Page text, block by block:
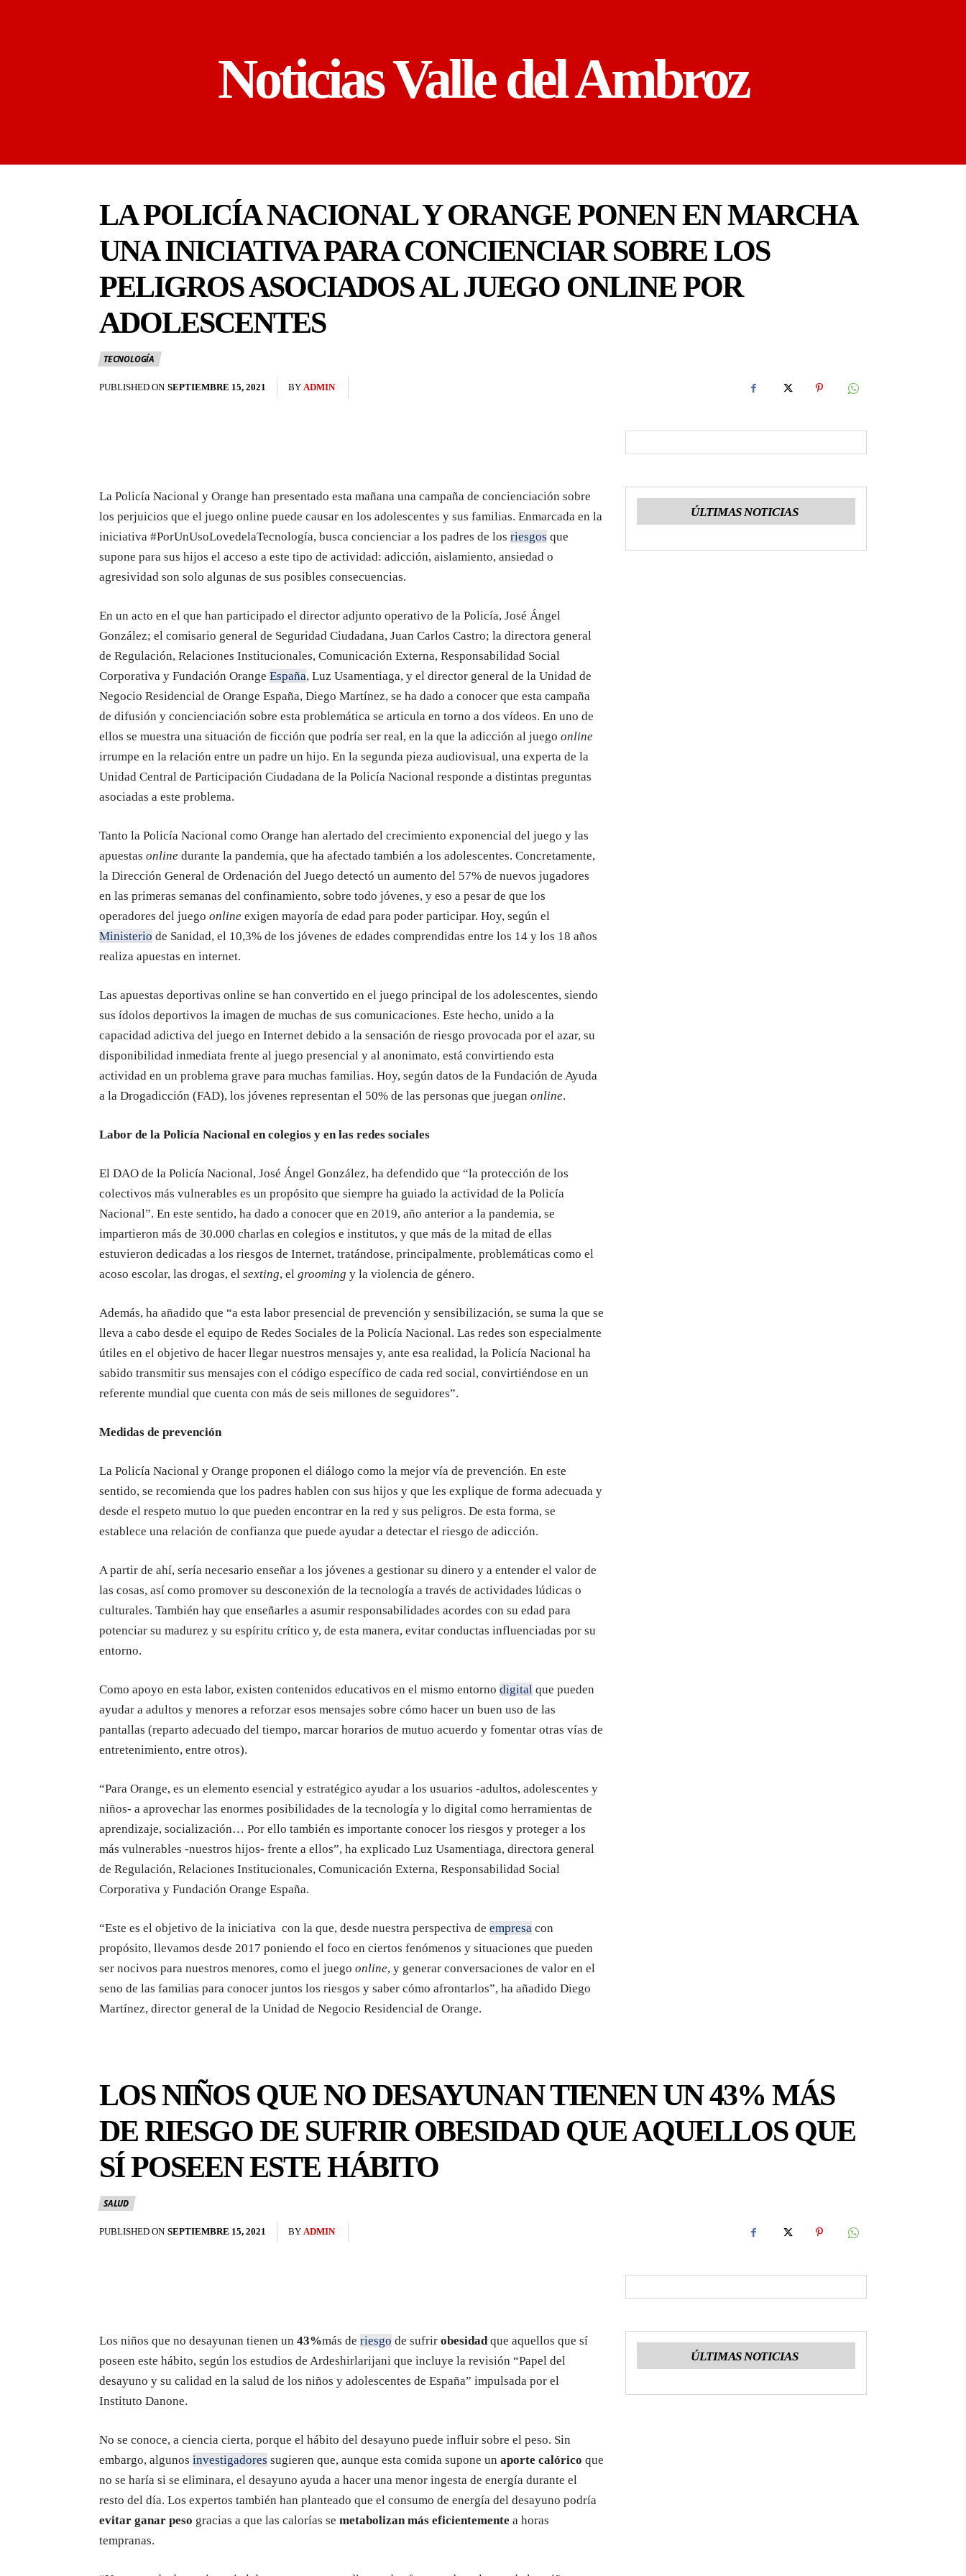
Noticias Valle del Ambroz
LA POLICÍA NACIONAL Y ORANGE PONEN EN MARCHA
UNA INICIATIVA PARA CONCIENCIAR SOBRE LOS
PELIGROS ASOCIADOS AL JUEGO ONLINE POR
ADOLESCENTES
TECNOLOGÍA
PUBLISHED ON SEPTIEMBRE 15, 2021 BY ADMIN
La Policía Nacional y Orange han presentado esta mañana una campaña de concienciación sobre
los perjuicios que el juego online puede causar en los adolescentes y sus familias. Enmarcada en la
iniciativa #PorUnUsoLovedelaTecnología, busca concienciar a los padres de los riesgos que
supone para sus hijos el acceso a este tipo de actividad: adicción, aislamiento, ansiedad o
agresividad son solo algunas de sus posibles consecuencias.
En un acto en el que han participado el director adjunto operativo de la Policía, José Ángel
González; el comisario general de Seguridad Ciudadana, Juan Carlos Castro; la directora general
de Regulación, Relaciones Institucionales, Comunicación Externa, Responsabilidad Social
Corporativa y Fundación Orange España, Luz Usamentiaga, y el director general de la Unidad de
Negocio Residencial de Orange España, Diego Martínez, se ha dado a conocer que esta campaña
de difusión y concienciación sobre esta problemática se articula en torno a dos vídeos. En uno de
ellos se muestra una situación de ficción que podría ser real, en la que la adicción al juego online
irrumpe en la relación entre un padre un hijo. En la segunda pieza audiovisual, una experta de la
Unidad Central de Participación Ciudadana de la Policía Nacional responde a distintas preguntas
asociadas a este problema.
Tanto la Policía Nacional como Orange han alertado del crecimiento exponencial del juego y las
apuestas online durante la pandemia, que ha afectado también a los adolescentes. Concretamente,
la Dirección General de Ordenación del Juego detectó un aumento del 57% de nuevos jugadores
en las primeras semanas del confinamiento, sobre todo jóvenes, y eso a pesar de que los
operadores del juego online exigen mayoría de edad para poder participar. Hoy, según el
Ministerio de Sanidad, el 10,3% de los jóvenes de edades comprendidas entre los 14 y los 18 años
realiza apuestas en internet.
Las apuestas deportivas online se han convertido en el juego principal de los adolescentes, siendo
sus ídolos deportivos la imagen de muchas de sus comunicaciones. Este hecho, unido a la
capacidad adictiva del juego en Internet debido a la sensación de riesgo provocada por el azar, su
disponibilidad inmediata frente al juego presencial y al anonimato, está convirtiendo esta
actividad en un problema grave para muchas familias. Hoy, según datos de la Fundación de Ayuda
a la Drogadicción (FAD), los jóvenes representan el 50% de las personas que juegan online.
Labor de la Policía Nacional en colegios y en las redes sociales
El DAO de la Policía Nacional, José Ángel González, ha defendido que “la protección de los
colectivos más vulnerables es un propósito que siempre ha guiado la actividad de la Policía
Nacional”. En este sentido, ha dado a conocer que en 2019, año anterior a la pandemia, se
impartieron más de 30.000 charlas en colegios e institutos, y que más de la mitad de ellas
estuvieron dedicadas a los riesgos de Internet, tratándose, principalmente, problemáticas como el
acoso escolar, las drogas, el sexting, el grooming y la violencia de género.
Además, ha añadido que “a esta labor presencial de prevención y sensibilización, se suma la que se
lleva a cabo desde el equipo de Redes Sociales de la Policía Nacional. Las redes son especialmente
útiles en el objetivo de hacer llegar nuestros mensajes y, ante esa realidad, la Policía Nacional ha
sabido transmitir sus mensajes con el código específico de cada red social, convirtiéndose en un
referente mundial que cuenta con más de seis millones de seguidores”.
Medidas de prevención
La Policía Nacional y Orange proponen el diálogo como la mejor vía de prevención. En este
sentido, se recomienda que los padres hablen con sus hijos y que les explique de forma adecuada y
desde el respeto mutuo lo que pueden encontrar en la red y sus peligros. De esta forma, se
establece una relación de confianza que puede ayudar a detectar el riesgo de adicción.
A partir de ahí, sería necesario enseñar a los jóvenes a gestionar su dinero y a entender el valor de
las cosas, así como promover su desconexión de la tecnología a través de actividades lúdicas o
culturales. También hay que enseñarles a asumir responsabilidades acordes con su edad para
potenciar su madurez y su espíritu crítico y, de esta manera, evitar conductas influenciadas por su
entorno.
Como apoyo en esta labor, existen contenidos educativos en el mismo entorno digital que pueden
ayudar a adultos y menores a reforzar esos mensajes sobre cómo hacer un buen uso de las
pantallas (reparto adecuado del tiempo, marcar horarios de mutuo acuerdo y fomentar otras vías de
entretenimiento, entre otros).
“Para Orange, es un elemento esencial y estratégico ayudar a los usuarios -adultos, adolescentes y
niños- a aprovechar las enormes posibilidades de la tecnología y lo digital como herramientas de
aprendizaje, socialización… Por ello también es importante conocer los riesgos y proteger a los
más vulnerables -nuestros hijos- frente a ellos”, ha explicado Luz Usamentiaga, directora general
de Regulación, Relaciones Institucionales, Comunicación Externa, Responsabilidad Social
Corporativa y Fundación Orange España.
“Este es el objetivo de la iniciativa con la que, desde nuestra perspectiva de empresa con
propósito, llevamos desde 2017 poniendo el foco en ciertos fenómenos y situaciones que pueden
ser nocivos para nuestros menores, como el juego online, y generar conversaciones de valor en el
seno de las familias para conocer juntos los riesgos y saber cómo afrontarlos”, ha añadido Diego
Martínez, director general de la Unidad de Negocio Residencial de Orange.
ÚLTIMAS NOTICIAS